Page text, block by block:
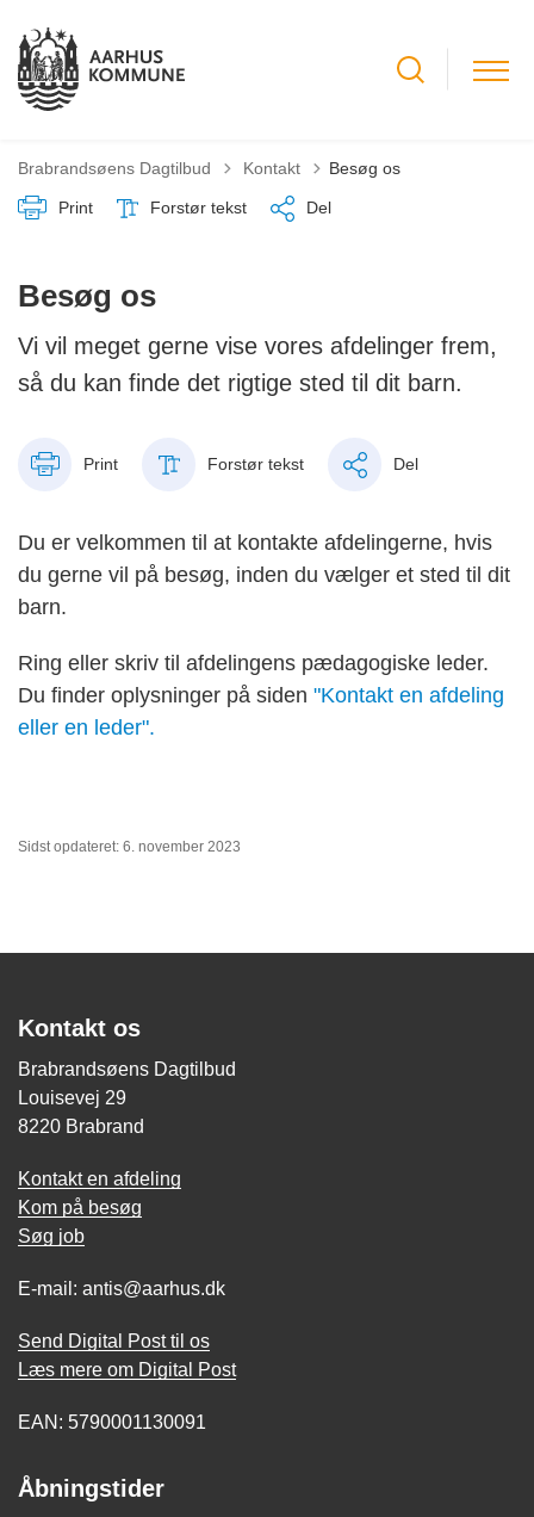
Brabrandsøens Dagtilbud Tilbage til
Kontakt Besøg os
Print Forstør tekst Del
Besøg os
Vi vil meget gerne vise vores afdelinger frem,
så du kan finde det rigtige sted til dit barn.
Print Forstør tekst Del
Du er velkommen til at kontakte afdelingerne, hvis
du gerne vil på besøg, inden du vælger et sted til dit
barn.
Ring eller skriv til afdelingens pædagogiske leder.
Du finder oplysninger på siden "Kontakt en afdeling
eller en leder".
Sidst opdateret: 6. november 2023
Kontakt os
Brabrandsøens Dagtilbud
Louisevej 29
8220 Brabrand
Kontakt en afdeling
Kom på besøg
Søg job
E-mail: antis@aarhus.dk
Send Digital Post til os
Læs mere om Digital Post
EAN: 5790001130091
Åbningstider